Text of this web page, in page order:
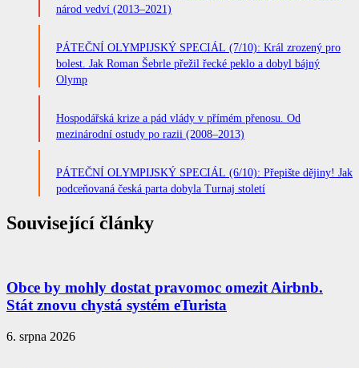
národ vedví (2013–2021)
PÁTEČNÍ OLYMPIJSKÝ SPECIÁL (7/10): Král zrozený pro
bolest. Jak Roman Šebrle přežil řecké peklo a dobyl bájný
Olymp
Hospodářská krize a pád vlády v přímém přenosu. Od
mezinárodní ostudy po razii (2008–2013)
PÁTEČNÍ OLYMPIJSKÝ SPECIÁL (6/10): Přepište dějiny! Jak
podceňovaná česká parta dobyla Turnaj století
Související články
Obce by mohly dostat pravomoc omezit Airbnb.
Stát znovu chystá systém eTurista
6. srpna 2026